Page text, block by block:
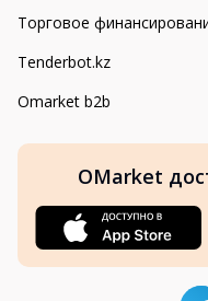
Торговое
Tenderbot.kz
Omarket b2b
OMarket